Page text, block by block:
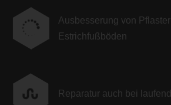

Ausbesserung von
Estrichfußböden
 Reparatur auch bei